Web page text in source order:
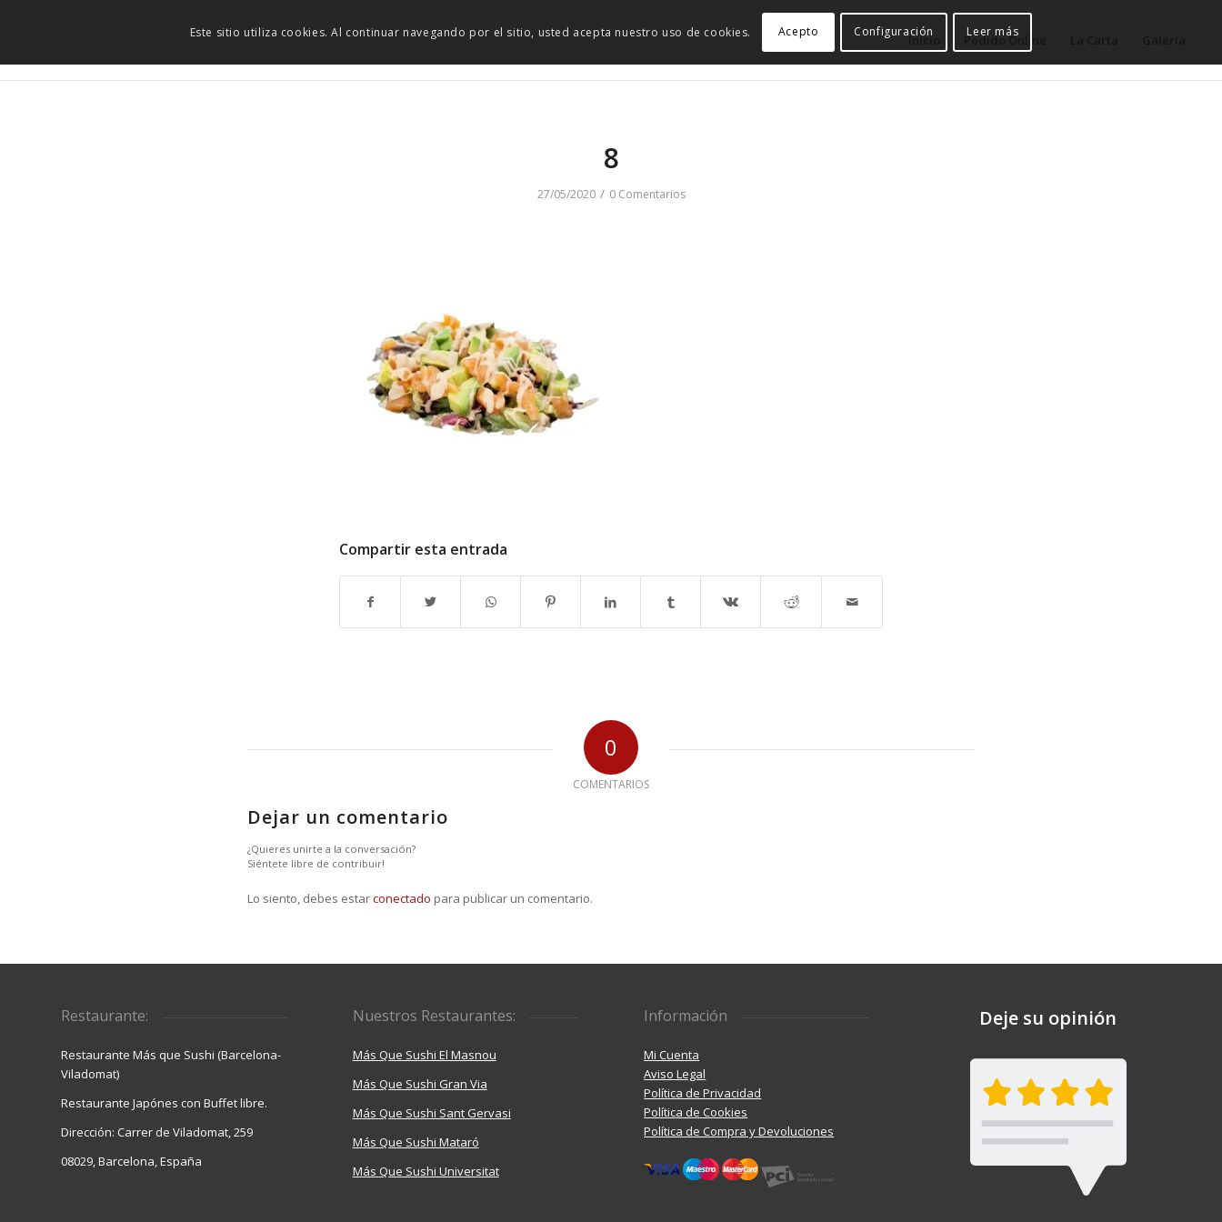
Inicio Pedido Online
8
27/05/2020 / 0 Comentarios
Compartir esta entrada
0
COMENTARIOS
Dejar un comentario
¿Quieres unirte a la conversación?
Siéntete libre de contribuir!
Lo siento, debes estarconectado para publicar un comentario.
Restaurante:
Restaurante Más que Sushi (Barcelona-
Viladomat)
Restaurante Japónes con Buffet libre.
Dirección: Carrer de Viladomat, 259
08029, Barcelona, España
Nuestros Restaurantes:
Más Que Sushi El Masnou
Más Que Sushi Gran Via
Más Que Sushi Sant Gervasi
Más Que Sushi Mataró
Más Que Sushi Universitat
Información
Mi Cuenta
Aviso Legal
Política de Privacidad
Política de Cookies
Política de Compra y Devoluciones
Deje su opinión
Este sitio utiliza cookies. Al continuar navegando por el sitio, usted acepta nuestro uso de cookies. Acepto Configuración Leer más